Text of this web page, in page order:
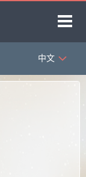
首页
中文